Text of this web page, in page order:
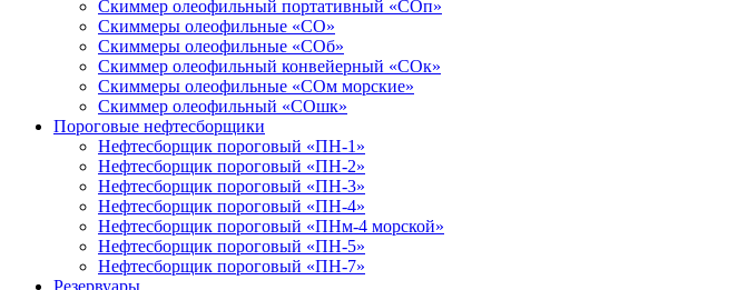
Скиммер олеофильный портативный «СОп»
Скиммеры олеофильные «СО»
Скиммеры олеофильные «СОб»
Скиммер олеофильный конвейерный «СОк»
Скиммеры олеофильные «СОм морские»
Скиммер олеофильный «СОшк»
Пороговые нефтесборщики
Нефтесборщик пороговый «ПН-1»
Нефтесборщик пороговый «ПН-2»
Нефтесборщик пороговый «ПН-3»
Нефтесборщик пороговый «ПН-4»
Нефтесборщик пороговый «ПНм-4 морской»
Нефтесборщик пороговый «ПН-5»
Нефтесборщик пороговый «ПН-7»
Резервуары